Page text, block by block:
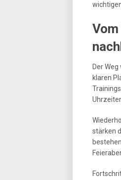
Der
klaren
stärken